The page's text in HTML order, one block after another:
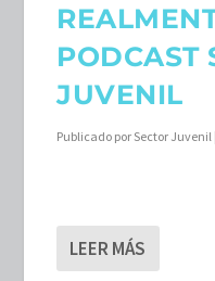
PODCAST
JUVENIL
Publicado por Sector Juvenil
LEER MÁS